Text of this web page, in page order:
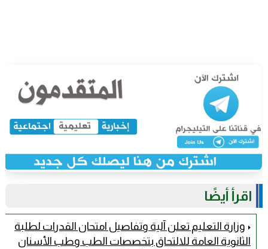
اقرأ أيضًا
وزارة التعليم تعلن آلية وتفاصيل امتحان القدرات لطلبة
الثانوية العامة للالتحاق بتخصصات الطب وطب الأسنان